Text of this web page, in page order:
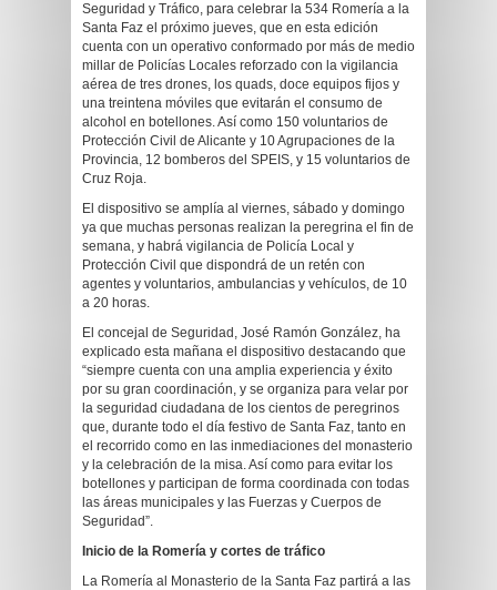
Seguridad y Tráfico, para celebrar la 534 Romería a la
Santa Faz el próximo jueves, que en esta edición
cuenta con un operativo conformado por más de medio
millar de Policías Locales reforzado con la vigilancia
aérea de tres drones, los quads, doce equipos fijos y
una treintena móviles que evitarán el consumo de
alcohol en botellones. Así como 150 voluntarios de
Protección Civil de Alicante y 10 Agrupaciones de la
Provincia, 12 bomberos del SPEIS, y 15 voluntarios de
Cruz Roja.
El dispositivo se amplía al viernes, sábado y domingo
ya que muchas personas realizan la peregrina el fin de
semana, y habrá vigilancia de Policía Local y
Protección Civil que dispondrá de un retén con
agentes y voluntarios, ambulancias y vehículos, de 10
a 20 horas.
El concejal de Seguridad, José Ramón González, ha
explicado esta mañana el dispositivo destacando que
“siempre cuenta con una amplia experiencia y éxito
por su gran coordinación, y se organiza para velar por
la seguridad ciudadana de los cientos de peregrinos
que, durante todo el día festivo de Santa Faz, tanto en
el recorrido como en las inmediaciones del monasterio
y la celebración de la misa. Así como para evitar los
botellones y participan de forma coordinada con todas
las áreas municipales y las Fuerzas y Cuerpos de
Seguridad”.
Inicio de la Romería y cortes de tráfico
La Romería al Monasterio de la Santa Faz partirá a las